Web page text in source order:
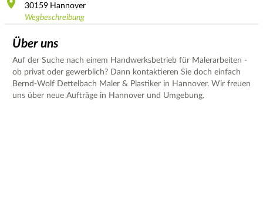
30159 Hannover
Wegbeschreibung
Über uns
Auf der Suche nach einem Handwerksbetrieb für Malerarbeiten -
ob privat oder gewerblich? Dann kontaktieren Sie doch einfach
Bernd-Wolf Dettelbach Maler & Plastiker in Hannover. Wir freuen
uns über neue Aufträge in Hannover und Umgebung.